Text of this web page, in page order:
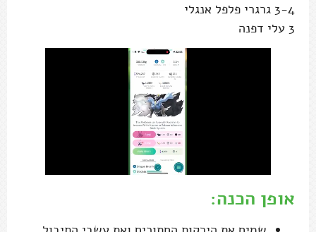
3-4 גרגרי פלפל אנגלי
3 עלי דפנה
אופן הכנה: